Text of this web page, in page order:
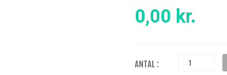
0,00 kr.
ANTAL :